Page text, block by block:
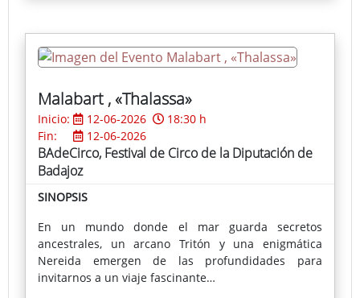
Malabart , «Thalassa»
Inicio: 12-06-2026
18:30 h
Fin:
12-06-2026
BAdeCirco, Festival de Circo de la Diputación de
Badajoz
SINOPSIS
En un mundo donde el mar guarda secretos
ancestrales, un arcano Tritón y una enigmática
Nereida emergen de las profundidades para
invitarnos a un viaje fascinante…